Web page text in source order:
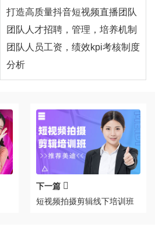
打造高质量抖音短视频直播团队
团队人才招聘，管理，培养机制
团队人员工资，绩效kpi考核制度
分析
下一篇
短视频拍摄剪辑线下培训班